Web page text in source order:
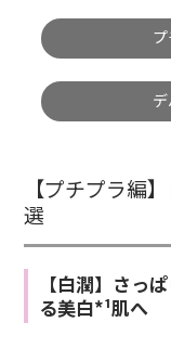
【プチプラ編
選
【白潤】さっ
る美白*¹肌へ